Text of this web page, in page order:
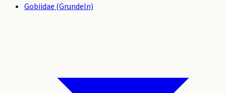
Gobiidae (Grundeln)